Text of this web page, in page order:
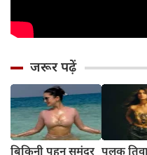
जरूर पढ़ें
बिकिनी पहन समंदर पलक